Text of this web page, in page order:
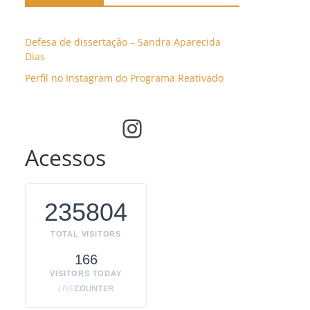
Defesa de dissertação – Sandra Aparecida
Dias
Perfil no Instagram do Programa Reativado
Instagram
Acessos
235804
TOTAL VISITORS
166
VISITORS TODAY